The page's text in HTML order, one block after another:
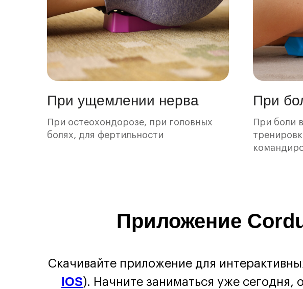
При ущемлении нерва
При остеохондорозе, при головных
болях, для фертильности
При
При боли
Приложение
Скачивайте приложение для
IOS). Начните заниматься уже сегодня,